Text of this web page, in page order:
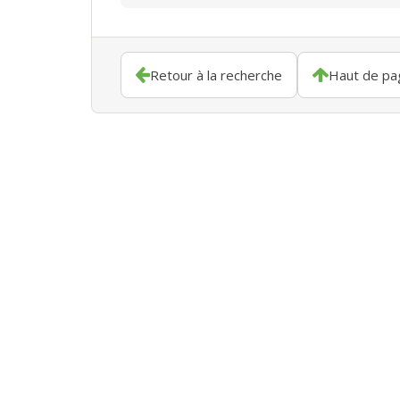
Retour à la recherche Haut de